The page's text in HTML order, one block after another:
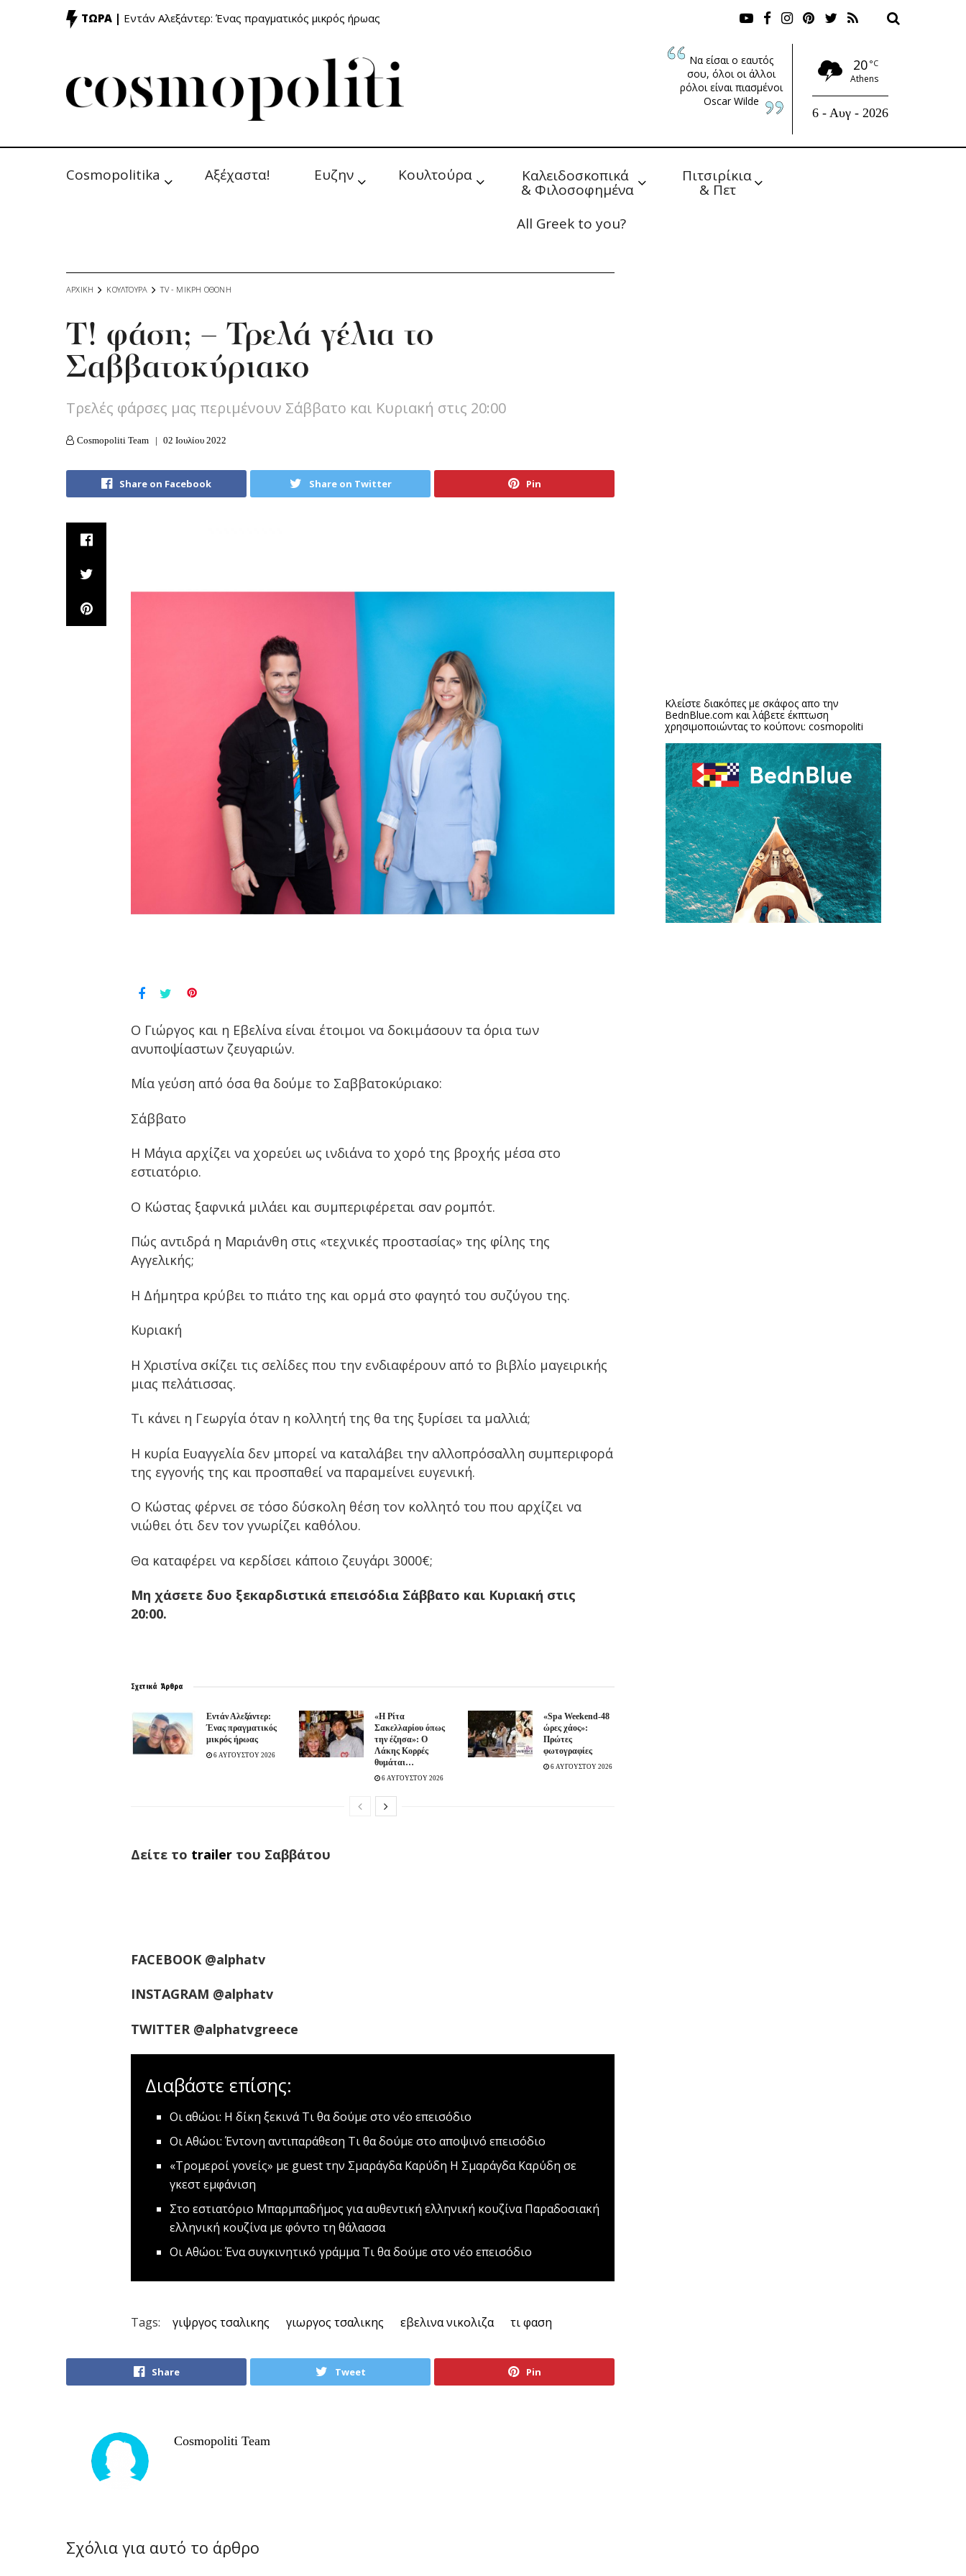
ΤΩΡΑ | Εντάν Αλεξάντερ: Ένας πραγματικός μικρός ήρωας
Να είσαι ο εαυτός
σου, όλοι οι άλλοι
ρόλοι είναι πιασμένοι
Oscar Wilde
20 °C
Athens
6 - Αυγ - 2026
Cosmopolitika Αξέχαστα! Ευζην Κουλτούρα Καλειδοσκοπικά
& Φιλοσοφημένα
Πιτσιρίκια
& Πετ
All Greek to you?
ΑΡΧΙΚΗ ΚΟΥΛΤΟΥΡΑ TV - MΙΚΡΗ ΟΘΟΝΗ
Τ! φάση; – Τρελά γέλια το
Σαββατοκύριακο
Τρελές φάρσες μας περιμένουν Σάββατο και Κυριακή στις 20:00
Cosmopoliti Team 02 Ιουλίου 2022
Share on Facebook Share on Twitter Pin
Ο Γιώργος και η Εβελίνα είναι έτοιμοι να δοκιμάσουν τα όρια των
ανυποψίαστων ζευγαριών.
Μία γεύση από όσα θα δούμε το Σαββατοκύριακο:
Σάββατο
Η Μάγια αρχίζει να χορεύει ως ινδιάνα το χορό της βροχής μέσα στο
εστιατόριο.
Ο Κώστας ξαφνικά μιλάει και συμπεριφέρεται σαν ρομπότ.
Πώς αντιδρά η Μαριάνθη στις «τεχνικές προστασίας» της φίλης της
Αγγελικής;
Η Δήμητρα κρύβει το πιάτο της και ορμά στο φαγητό του συζύγου της.
Κυριακή
Η Χριστίνα σκίζει τις σελίδες που την ενδιαφέρουν από το βιβλίο μαγειρικής
μιας πελάτισσας.
Τι κάνει η Γεωργία όταν η κολλητή της θα της ξυρίσει τα μαλλιά;
Η κυρία Ευαγγελία δεν μπορεί να καταλάβει την αλλοπρόσαλλη συμπεριφορά
της εγγονής της και προσπαθεί να παραμείνει ευγενική.
Ο Κώστας φέρνει σε τόσο δύσκολη θέση τον κολλητό του που αρχίζει να
νιώθει ότι δεν τον γνωρίζει καθόλου.
Θα καταφέρει να κερδίσει κάποιο ζευγάρι 3000€;
Μη χάσετε δυο ξεκαρδιστικά επεισόδια Σάββατο και Κυριακή στις
20:00.
Σχετικά Άρθρα
Εντάν Αλεξάντερ:
Ένας πραγματικός
μικρός ήρωας
6 ΑΥΓΟΥΣΤΟΥ 2026
«Η Ρίτα
Σακελλαρίου όπως
την έζησα»: Ο
Λάκης Κορρές
θυμάται…
6 ΑΥΓΟΥΣΤΟΥ 2026
«Spa Weekend-48
ώρες χάος»:
Πρώτες
φωτογραφίες
6 ΑΥΓΟΥΣΤΟΥ 2026
Δείτε τo trailer του Σαββάτου
FACEBOOK @alphatv
INSTAGRAM @alphatv
TWITTER @alphatvgreece
Διαβάστε επίσης:
Οι αθώοι: Η δίκη ξεκινάΤι θα δούμε στο νέο επεισόδιο
Οι Αθώοι: Έντονη αντιπαράθεση Τι θα δούμε στο αποψινό επεισόδιο
«Τρομεροί γονείς» με guest την Σμαράγδα Καρύδη Η Σμαράγδα Καρύδη σε
γκεστ εμφάνιση
Στο εστιατόριο Mπαρμπαδήμος για αυθεντική ελληνική κουζίναΠαραδοσιακή
ελληνική κουζίνα με φόντο τη θάλασσα
Οι Αθώοι: Ένα συγκινητικό γράμμαTι θα δούμε στο νέο επεισόδιο
Tags: γιψργος τσαλικης γιωργος τσαλικης εβελινα νικολιζα τι φαση
Share Tweet Pin
Cosmopoliti Team
Σχόλια για αυτό το άρθρο
Κλείστε διακόπες με σκάφος απο την
BednBlue.com και λάβετε έκπτωση
χρησιμοποιώντας το κούπονι: cosmopoliti